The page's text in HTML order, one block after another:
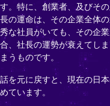
す。特に、創業者、及びそ
長の運命は、その企業全体
秀な社員がいても、その企
合、社長の運勢が衰えてし
まうものです。
話を元に戻すと、現在の日
めています。